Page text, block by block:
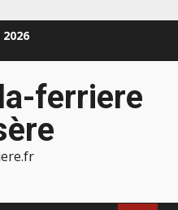
ferriere